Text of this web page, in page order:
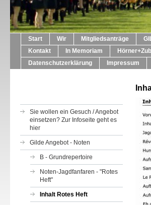
Start Wir Mitgliedsanträge
Kontakt
In Memoriam
Datenschutzerklärung
Impressum
Sie wollen ein Gesuch / Angebot
einsetzen? Zur Infoseite geht es
hier
Gilde Angebot - Noten
B - Grundrepertoire
Noten-Jagdfanfaren - "Rotes
Heft"
Inhalt Rotes Heft